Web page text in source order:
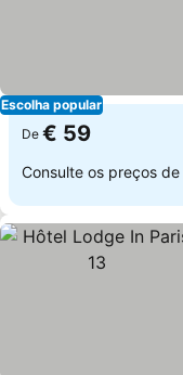
Escolha popular
De € 59
Consulte os preços de